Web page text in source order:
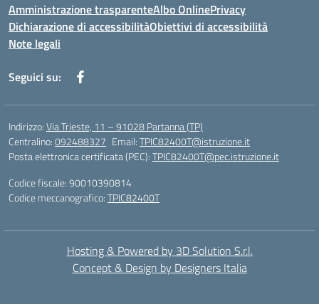
Amministrazione trasparenteAlbo OnlinePrivacy
Dichiarazione di accessibilitàObiettivi di accessibilità
Note legali
Seguici su:
Indirizzo:Via Trieste, 11 – 91028 Partanna (TP)
Centralino:092488327 Email:TPIC82400T@istruzione.it
Posta elettronica certificata (PEC):TPIC82400T@pec.istruzione.it
Codice fiscale: 90010390814
Codice meccanografico:TPIC82400T
Hosting & Powered by 3D Solution S.r.l.
Concept & Design by Designers Italia